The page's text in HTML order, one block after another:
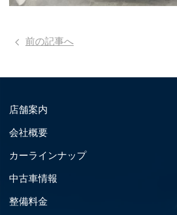
前の記事へ
店舗案内
会社概要
カーラインナップ
中古車情報
整備料金